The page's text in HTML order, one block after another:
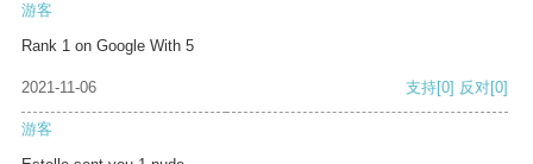
游客
Rank 1 on Google With 5
2021-11-06 支持[0] 反对[0]
游客